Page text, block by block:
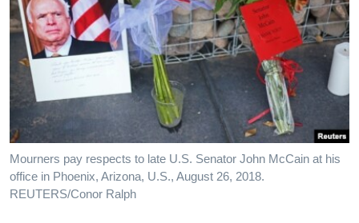
Mourners pay respects to late U.S. Senator John McCain at his
office in Phoenix, Arizona, U.S., August 26, 2018.
REUTERS/Conor Ralph